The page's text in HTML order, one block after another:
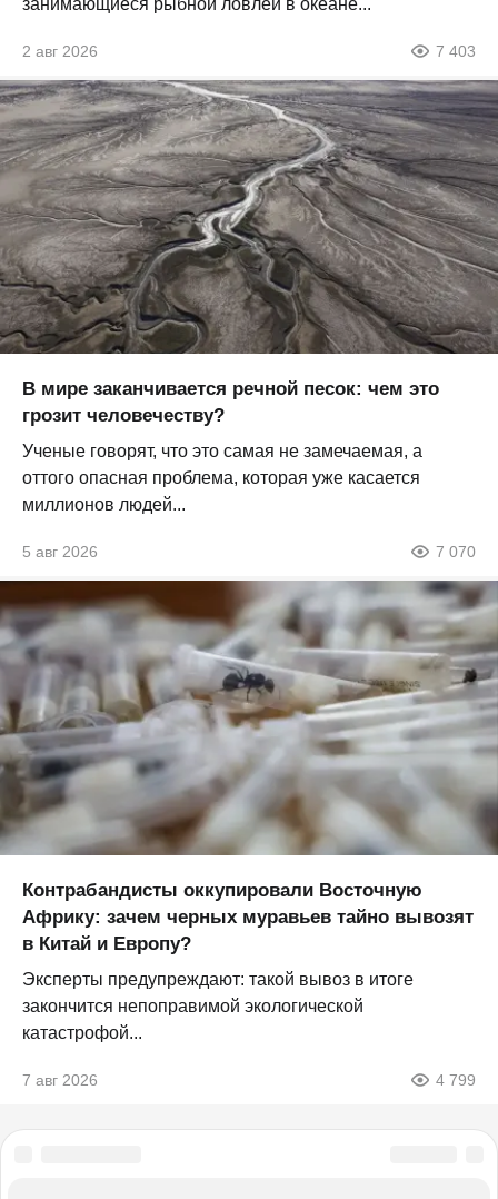
2 авг 2026 7 403
В мире заканчивается речной песок: чем это
грозит человечеству?
Ученые говорят, что это самая не замечаемая, а
оттого опасная проблема, которая уже касается
миллионов людей...
5 авг 2026 7 070
Контрабандисты оккупировали Восточную
Африку: зачем черных муравьев тайно вывозят
в Китай и Европу?
Эксперты предупреждают: такой вывоз в итоге
закончится непоправимой экологической
катастрофой...
7 авг 2026 4 799